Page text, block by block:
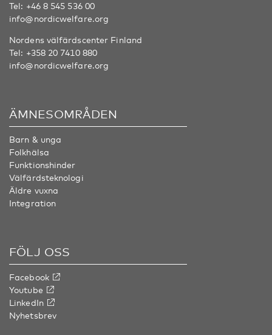
Tel: +46 8 545 536 00
info@nordicwelfare.org
Nordens välfärdscenter Finland
Tel: +358 20 7410 880
info@nordicwelfare.org
ÄMNESOMRÅDEN
Barn & unga
Folkhälsa
Funktionshinder
Välfärdsteknologi
Äldre vuxna
Integration
FÖLJ OSS
Facebook
Youtube
LinkedIn
Nyhetsbrev